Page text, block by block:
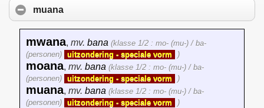
muana
mwana, mv. bana (klasse 1/2 : mo- (mu-) / ba-
(personen) uitzondering - speciale vorm )
moana, mv. bana (klasse 1/2 : mo- (mu-) / ba-
(personen) uitzondering - speciale vorm )
muana, mv. bana (klasse 1/2 : mo- (mu-) / ba-
(personen) uitzondering - speciale vorm )